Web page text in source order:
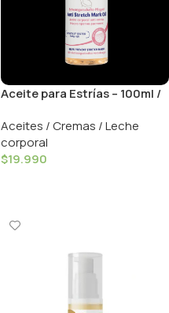
Aceite para Estrías – 100ml /
Aceites / Cremas / Leche
corporal
$19.990